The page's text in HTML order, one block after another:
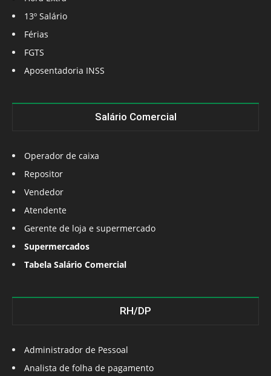
13º Salário
Férias
FGTS
Aposentadoria INSS
Salário Comercial
Operador de caixa
Repositor
Vendedor
Atendente
Gerente de loja e supermercado
Supermercados
Tabela Salário Comercial
RH/DP
Administrador de Pessoal
Analista de folha de pagamento